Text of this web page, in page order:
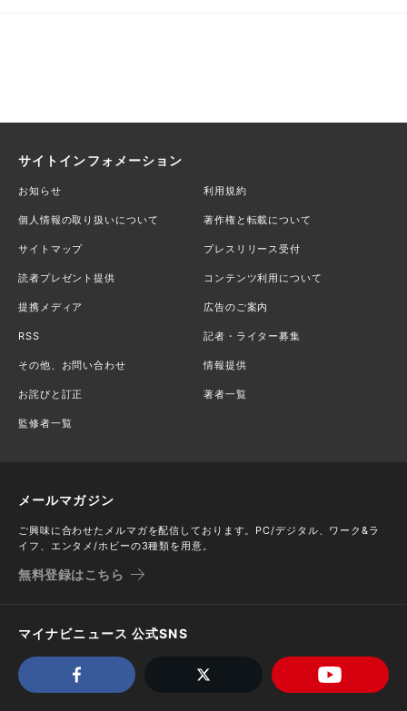
サイトインフォメーション
お知らせ 利用規約
個人情報の取り扱いについて 著作権と転載について
サイトマップ プレスリリース受付
読者プレゼント提供 コンテンツ利用について
提携メディア 広告のご案内
RSS 記者・ライター募集
その他、お問い合わせ 情報提供
お詫びと訂正 著者一覧
監修者一覧
メールマガジン
ご興味に合わせたメルマガを配信しております。PC/デジタル、ワーク&ラ
イフ、エンタメ/ホビーの3種類を用意。
無料登録はこちら
マイナビニュース 公式SNS